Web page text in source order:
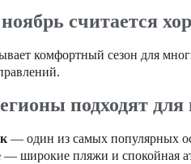
считается
комфортный сезон для
подходят
— один из самых популярных
— широкие пляжи и спокойная